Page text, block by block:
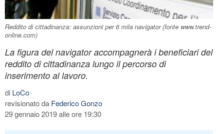
Reddito di cittadinanza: assunzioni per 6 mila navigator (fonte www.trend-
online.com)
La figura del navigator accompagnerà i beneficiari del
reddito di cittadinanza lungo il percorso di
inserimento al lavoro.
di LoCo
revisionato da Federico Gonzo
29 gennaio 2019 alle ore 19:30